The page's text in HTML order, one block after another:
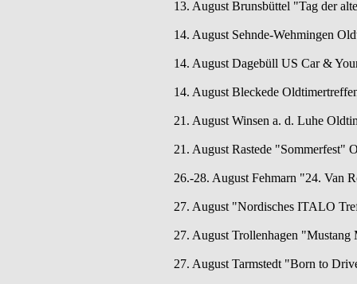
13. August Brunsbüttel "Tag der
14. August Sehnde-Wehmingen
14. August Dagebüll US Car &
14. August Bleckede
21. August Winsen a. d. Luhe
21. August Rastede "Sommerfest"
26.-28. August Fehmarn "24. Van
27. August "Nordisches ITALO
27. August Trollenhagen
27. August Tarmstedt "Born to